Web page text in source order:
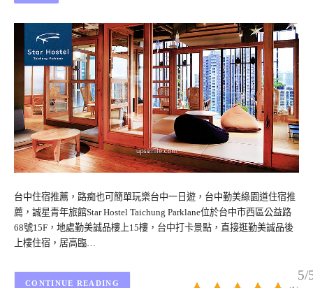
台中住宿推薦，路痴也可簡單玩樂台中一日遊，台中勤美綠園道住宿推
薦，誠星青年旅館Star Hostel Taichung Parklane位於台中市西區公益路
68號15F，地處勤美誠品樓上15樓，台中打卡景點，直接逛勤美誠品後
上樓住宿，居高臨…
5/
CONTINUE READING